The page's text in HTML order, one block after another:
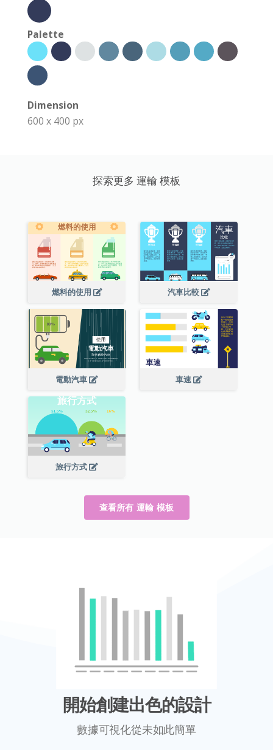
Palette
Dimension
600 x 400 px
探索更多 運輸 模板
燃料的使用 汽車比較
電動汽車 車速
旅行方式
查看所有 運輸 模板
開始創建出色的設計
數據可視化從未如此簡單